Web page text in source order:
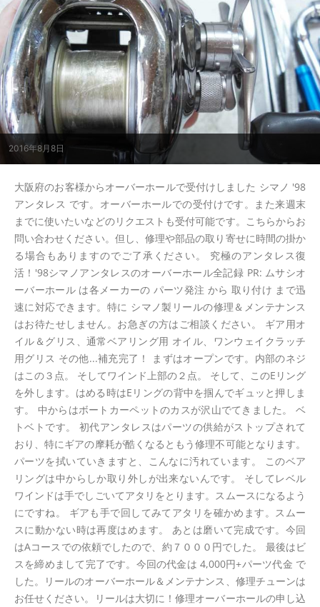
2016年8月8日
大阪府のお客様からオーバーホールで受付けしました シマノ '98
アンタレス です。オーバーホールでの受付けです。また来週末
までに使いたいなどのリクエストも受付可能です。こちらからお
問い合わせください。但し、修理や部品の取り寄せに時間の掛か
る場合もありますのでご了承ください。 究極のアンタレス復
活！'98シマノアンタレスのオーバーホール全記録 PR: ムサシオ
ーバーホール は各メーカーの パーツ発注 から 取り付け まで迅
速に対応できます。特に シマノ製リールの修理＆メンテナンス
はお待たせしません。お急ぎの方はご相談ください。 ギア用オ
イル＆グリス、通常ベアリング用 オイル、ワンウェイクラッチ
用グリス その他...補充完了！ まずはオープンです。内部のネジ
はこの３点。 そしてワインド上部の２点。 そして、このEリング
を外します。はめる時はEリングの背中を掴んでギュッと押しま
す。 中からはボートカーペットのカスが沢山でてきました。 ベ
トベトです。 初代アンタレスはパーツの供給がストップされて
おり、特にギアの摩耗が酷くなるともう修理不可能となります。
パーツを拭いていきますと、こんなに汚れています。 このベア
リングは中からしか取り外しが出来ないんです。 そしてレベル
ワインドは手でしごいてアタリをとります。スムースになるよう
にですね。 ギアも手で回してみてアタリを確かめます。スムー
スに動かない時は再度はめます。 あとは磨いて完成です。今回
はAコースでの依頼でしたので、約７０００円でした。 最後はビ
スを締めまして完了です。今回の代金は 4,000円+パーツ代金 で
した。リールのオーバーホール＆メンテナンス、修理チューンは
お任せください。リールは大切に！修理オーバーホールの申し込